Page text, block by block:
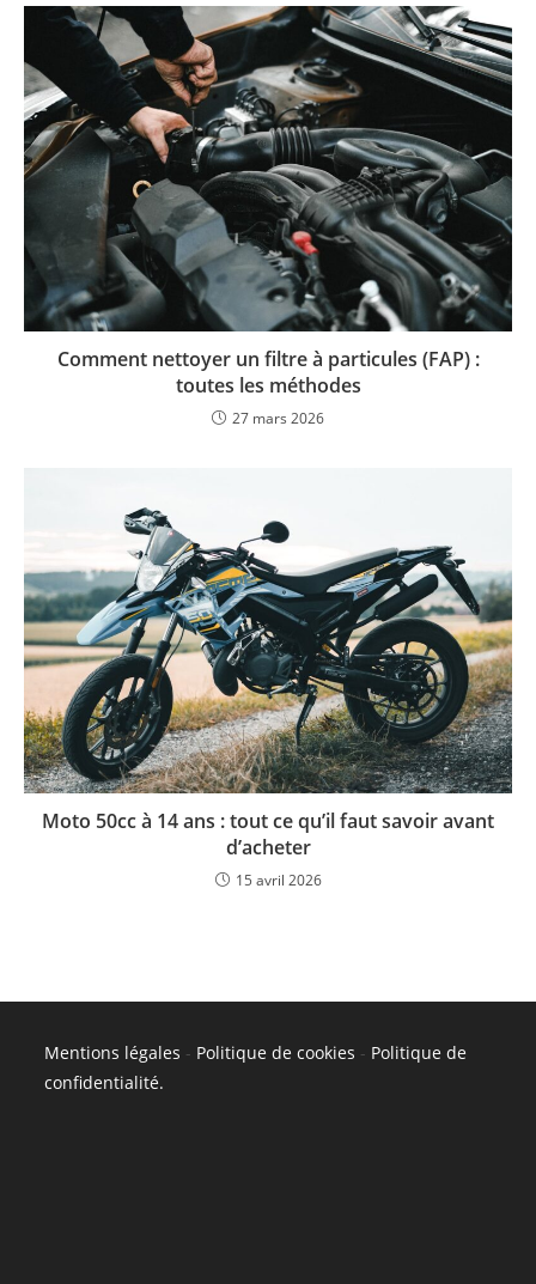
Comment nettoyer un filtre à particules (FAP) :
toutes les méthodes
27 mars 2026
Moto 50cc à 14 ans : tout ce qu’il faut savoir avant
d’acheter
15 avril 2026
Mentions légales - Politique de cookies - Politique de
confidentialité.